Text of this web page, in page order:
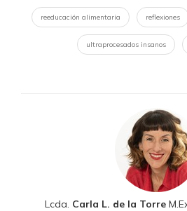
reeducación alimentaria reflexiones
ultraprocesados insanos
Lcda. Carla L. de la Torre